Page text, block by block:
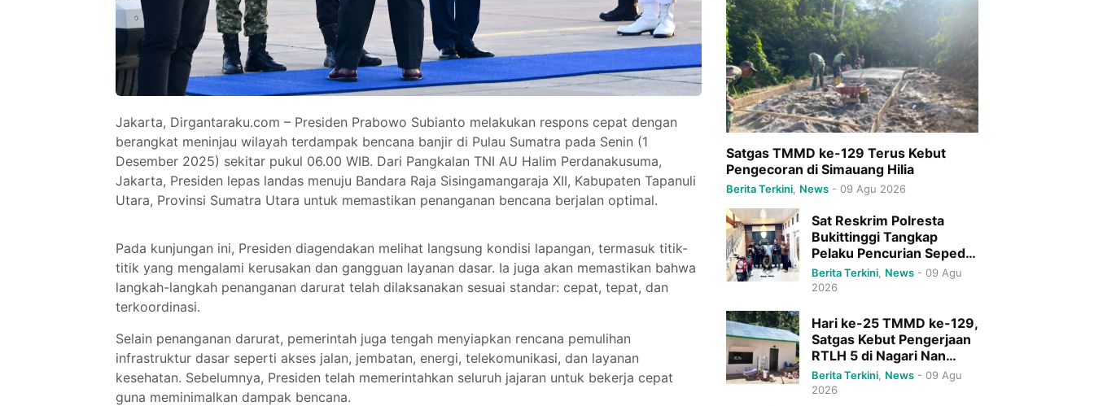
Jakarta, Dirgantaraku.com – Presiden Prabowo Subianto melakukan respons cepat dengan
berangkat meninjau wilayah terdampak bencana banjir di Pulau Sumatra pada Senin (1
Desember 2025) sekitar pukul 06.00 WIB. Dari Pangkalan TNI AU Halim Perdanakusuma,
Jakarta, Presiden lepas landas menuju Bandara Raja Sisingamangaraja XII, Kabupaten Tapanuli
Utara, Provinsi Sumatra Utara untuk memastikan penanganan bencana berjalan optimal.
Pada kunjungan ini, Presiden diagendakan melihat langsung kondisi lapangan, termasuk titik-
titik yang mengalami kerusakan dan gangguan layanan dasar. Ia juga akan memastikan bahwa
langkah-langkah penanganan darurat telah dilaksanakan sesuai standar: cepat, tepat, dan
terkoordinasi.
Selain penanganan darurat, pemerintah juga tengah menyiapkan rencana pemulihan
infrastruktur dasar seperti akses jalan, jembatan, energi, telekomunikasi, dan layanan
kesehatan. Sebelumnya, Presiden telah memerintahkan seluruh jajaran untuk bekerja cepat
guna meminimalkan dampak bencana.
Satgas TMMD ke-129 Terus Kebut
Pengecoran di Simauang Hilia
Berita Terkini News - 09 Agu 2026
Sat Reskrim Polresta
Bukittinggi Tangkap
Pelaku Pencurian Sepeda
Motor yang Berlangsung
Sejak 2025
Berita Terkini News - 09 Agu
2026
Hari ke-25 TMMD ke-129,
Satgas Kebut Pengerjaan
RTLH 5 di Nagari Nan
Tujuah
Berita Terkini News - 09 Agu
2026